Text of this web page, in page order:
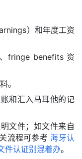
）和年度工资
fringe benefits 资
。
和汇入马耳他的记
文件；如文件来自
流程可参考 海牙认
件认证别混着办。